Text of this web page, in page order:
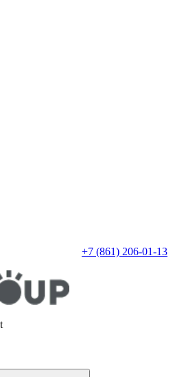
+7 (861) 206-01-13